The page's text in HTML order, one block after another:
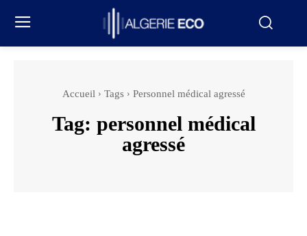
Accueil Tags Personnel médical agressé
Tag: personnel médical
agressé